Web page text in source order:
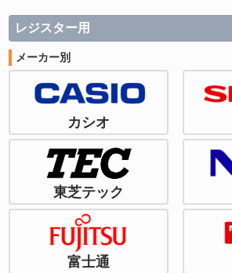
レジスター用
メーカー別
カシオ
東芝テック
富士通